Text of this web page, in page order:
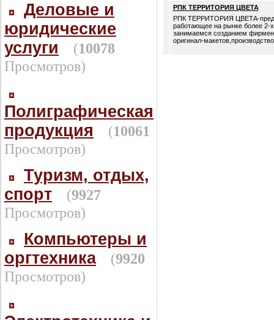
Деловые и
юридические
услуги
(10078
Просмотров)
Полиграфическая
продукция
(10061
Просмотров)
Туризм, отдых,
спорт
(9927
Просмотров)
Компьютеры и
оргтехника
(9920
Просмотров)
РПК ТЕРРИТОРИЯ ЦВЕТА
РПК ТЕРРИТОРИЯ ЦВЕТА-
работающее на рынке более 2-
занимаемся созданием
оригинал-